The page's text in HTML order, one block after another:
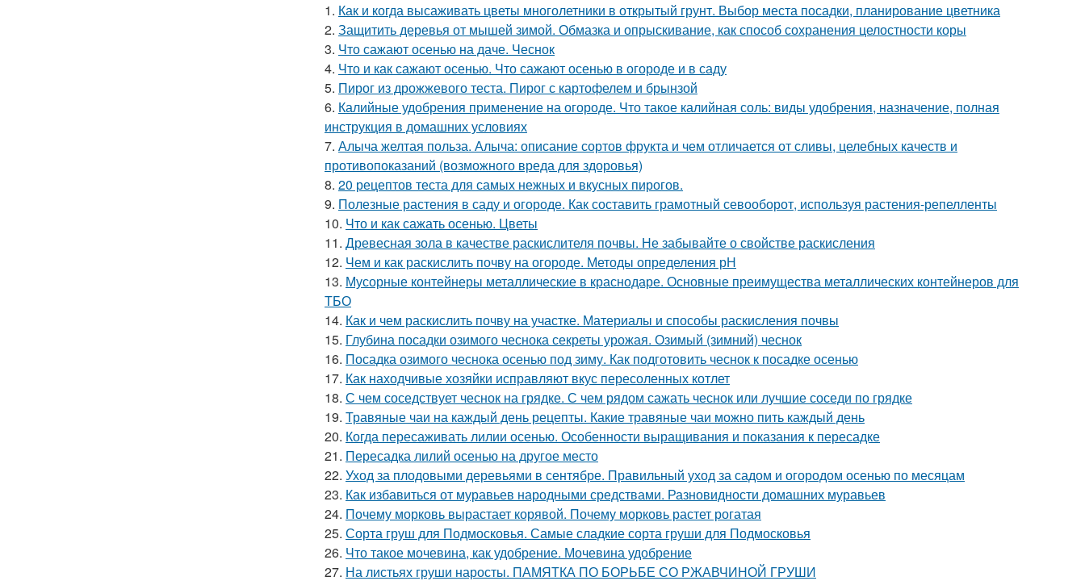
1. Как и когда высаживать цветы многолетники в открытый грунт. Выбор места посадки, планирование цветника
2. Защитить деревья от мышей зимой. Обмазка и опрыскивание, как способ сохранения целостности коры
3. Что сажают осенью на даче. Чеснок
4. Что и как сажают осенью. Что сажают осенью в огороде и в саду
5. Пирог из дрожжевого теста. Пирог с картофелем и брынзой
6. Калийные удобрения применение на огороде. Что такое калийная соль: виды удобрения, назначение, полная
инструкция в домашних условиях
7. Алыча желтая польза. Алыча: описание сортов фрукта и чем отличается от сливы, целебных качеств и
противопоказаний (возможного вреда для здоровья)
8. 20 рецептов теста для самых нежных и вкусных пирогов.
9. Полезные растения в саду и огороде. Как составить грамотный севооборот, используя растения-репелленты
10. Что и как сажать осенью. Цветы
11. Древесная зола в качестве раскислителя почвы. Не забывайте о свойстве раскисления
12. Чем и как раскислить почву на огороде. Методы определения рН
13. Мусорные контейнеры металлические в краснодаре. Основные преимущества металлических контейнеров для
ТБО
14. Как и чем раскислить почву на участке. Материалы и способы раскисления почвы
15. Глубина посадки озимого чеснока секреты урожая. Озимый (зимний) чеснок
16. Посадка озимого чеснока осенью под зиму. Как подготовить чеснок к посадке осенью
17. Как находчивые хозяйки исправляют вкус пересоленных котлет
18. С чем соседствует чеснок на грядке. С чем рядом сажать чеснок или лучшие соседи по грядке
19. Травяные чаи на каждый день рецепты. Какие травяные чаи можно пить каждый день
20. Когда пересаживать лилии осенью. Особенности выращивания и показания к пересадке
21. Пересадка лилий осенью на другое место
22. Уход за плодовыми деревьями в сентябре. Правильный уход за садом и огородом осенью по месяцам
23. Как избавиться от муравьев народными средствами. Разновидности домашних муравьев
24. Почему морковь вырастает корявой. Почему морковь растет рогатая
25. Сорта груш для Подмосковья. Самые сладкие сорта груши для Подмосковья
26. Что такое мочевина, как удобрение. Мочевина удобрение
27. На листьях груши наросты. ПАМЯТКА ПО БОРЬБЕ СО РЖАВЧИНОЙ ГРУШИ